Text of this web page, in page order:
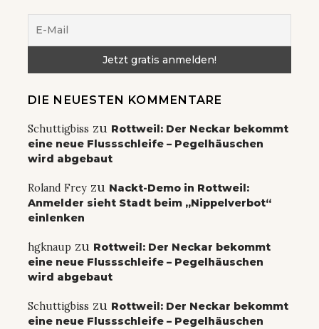
DIE NEUESTEN KOMMENTARE
Schuttigbiss zu Rottweil: Der Neckar bekommt
eine neue Flussschleife – Pegelhäuschen
wird abgebaut
Roland Frey zu Nackt-Demo in Rottweil:
Anmelder sieht Stadt beim „Nippelverbot“
einlenken
hgknaup zu Rottweil: Der Neckar bekommt
eine neue Flussschleife – Pegelhäuschen
wird abgebaut
Schuttigbiss zu Rottweil: Der Neckar bekommt
eine neue Flussschleife – Pegelhäuschen